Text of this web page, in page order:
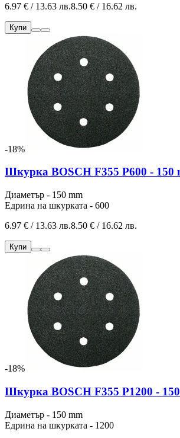
6.97 € / 13.63 лв.8.50 € / 16.62 лв.
Купи
-18%
Шкурка BOSCH F355 P600 - 150
Диаметър - 150 mm
Едрина на шкурката - 600
6.97 € / 13.63 лв.8.50 € / 16.62 лв.
Купи
-18%
Шкурка BOSCH F355 P1200 -
Диаметър - 150 mm
Едрина на шкурката - 1200